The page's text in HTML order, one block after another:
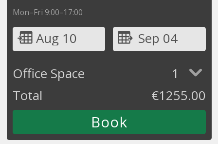
Mon–Fri 9:00–17:00
Aug 10
Sep 04
Office Space
1
Total
€1255.00